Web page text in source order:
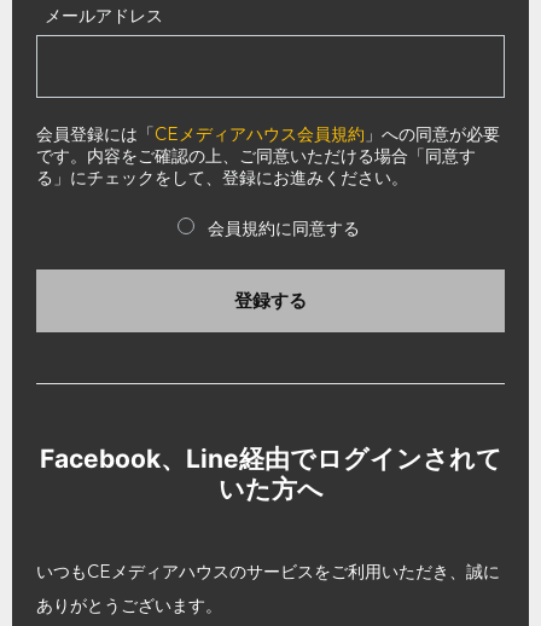
メールアドレス
会員登録には「CEメディアハウス会員規約 」への同意が必要
です。内容をご確認の上、ご同意いただける場合「同意す
る」にチェックをして、登録にお進みください。
会員規約に同意する
登録する
Facebook、Line経由でログインされて
いた方へ
いつもCEメディアハウスのサービスをご利用いただき、誠に
ありがとうございます。